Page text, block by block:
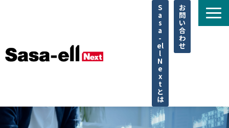
S
a
s
a
-
el
l
N
e
x
t
と
は
お
問
い
合
わ
せ